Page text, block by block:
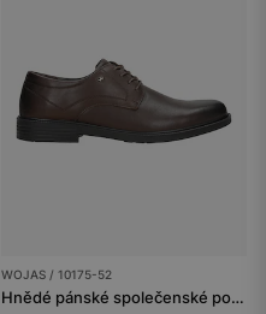
WOJAS / 10175-52
Hnědé pánské společenské polobotky z hladké kůže